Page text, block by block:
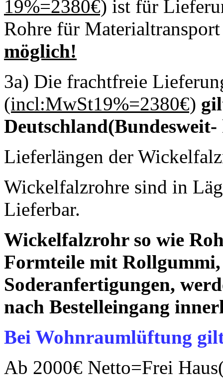
19%=2380€) ist für
Rohre für
möglich!
3a) Die frachtfreie
(incl:MwSt19%=2380€)
Lieferlängen der
Wickelfalzrohre sind in
Lieferbar.
Wickelfalzrohr so wie
Formteile mit
Soderanfertigungen,
nach Bestelleingang
Bei Wohnraumlüftung
Ab 2000€ Netto=Frei